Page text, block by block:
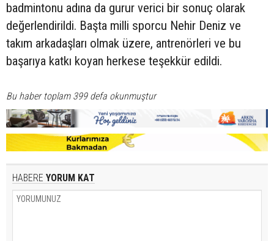
badmintonu adına da gurur verici bir sonuç olarak
değerlendirildi. Başta milli sporcu Nehir Deniz ve
takım arkadaşları olmak üzere, antrenörleri ve bu
başarıya katkı koyan herkese teşekkür edildi.
Bu haber toplam 399 defa okunmuştur
HABERE YORUM KAT